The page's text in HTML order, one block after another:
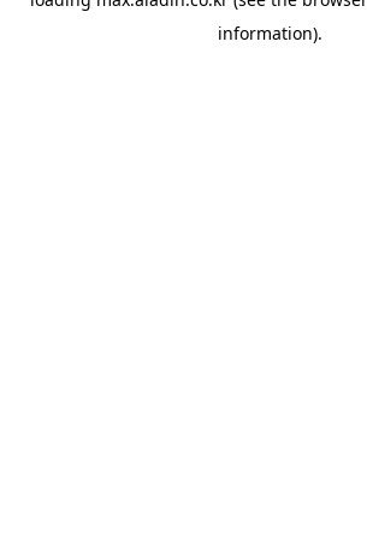
information).